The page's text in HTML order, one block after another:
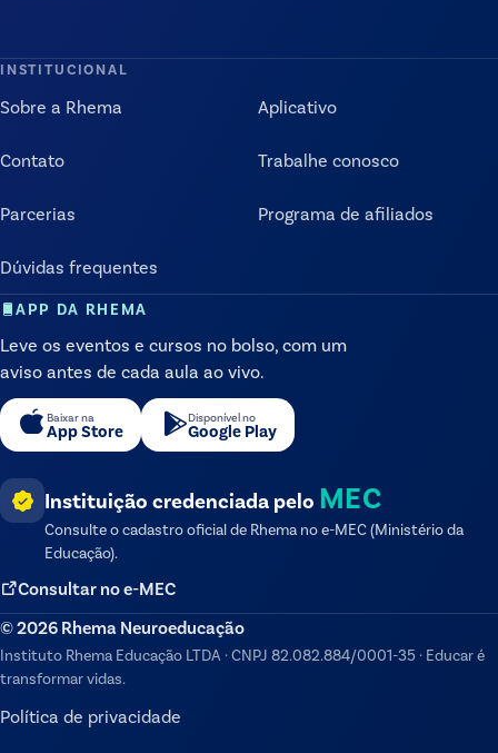
INSTITUCIONAL
Sobre a Rhema Aplicativo
Contato Trabalhe conosco
Parcerias Programa de afiliados
Dúvidas frequentes
APP DA RHEMA
Leve os eventos e cursos no bolso, com um
aviso antes de cada aula ao vivo.
Baixar na
App Store
Disponível no
Google Play
Instituição credenciada pelo MEC
Consulte o cadastro oficial de Rhema no e-MEC (Ministério da
Educação).
Consultar no e-MEC
©2026 Rhema Neuroeducação
Instituto Rhema Educação LTDA ·CNPJ 82.082.884/0001-35 · Educar é
transformar vidas.
Política de privacidade